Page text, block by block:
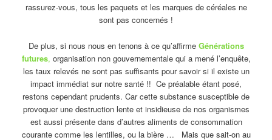
rassurez-vous, tous les paquets et les marques de céréales ne
sont pas concernés !
De plus, si nous nous en tenons à ce qu’affirme Générations
futures, organisation non gouvernementale qui a mené l’enquête,
les taux relevés ne sont pas suffisants pour savoir si il existe un
impact immédiat sur notre santé !! Ce préalable étant posé,
restons cependant prudents. Car cette substance susceptible de
provoquer une destruction lente et insidieuse de nos organismes
est aussi présente dans d’autres aliments de consommation
courante comme les lentilles, ou la bière … Mais que sait-on au